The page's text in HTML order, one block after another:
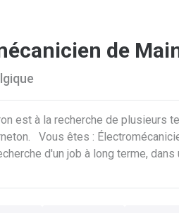
de
est à la recherche de plusieurs
encore Technicien ? Si
d'un job à long terme,
de travailler à moins de 45